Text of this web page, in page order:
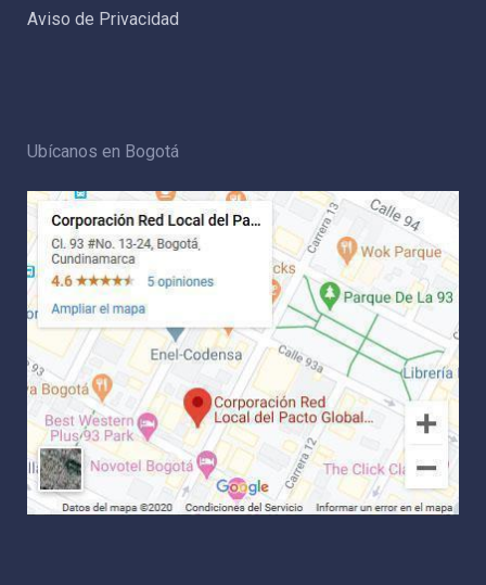
Aviso de Privacidad
Ubícanos en Bogotá